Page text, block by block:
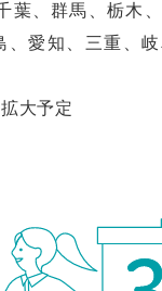
葉、群馬、栃木
、愛知、三重、
大予定